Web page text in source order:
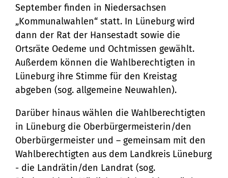
Bürgeramt
Online-Dienste
Rückrufformular
Sag's uns einfach
Klimaschutz und Umwelt
Klimaschutz
Klimaanpassung
Grünes Lüneburg
Umwelt
Nachhaltigkeit
Bauen und Mobilität
Stadtentwicklung
Straßen- und
Brückenbau
Denkmalschutz
Mobilität
Sanierungsgebiete
Kultur und Freizeit
Kulturhäuser und
Bibliotheken
Kulturreferat
Sport
Gesellschaft, Soziales und
Bildung
Bildung
Soziales
Sicherheit und Ordnung
Ordnungsamt
September finden in Niedersachsen
„Kommunalwahlen“ statt. In Lüneburg wird
dann der Rat der Hansestadt sowie die
Ortsräte Oedeme und Ochtmissen gewählt.
Außerdem können die Wahlberechtigten in
Lüneburg ihre Stimme für den Kreistag
abgeben (sog. allgemeine Neuwahlen).
Darüber hinaus wählen die Wahlberechtigten
in Lüneburg die Oberbürgermeisterin/den
Oberbürgermeister und – gemeinsam mit den
Wahlberechtigten aus dem Landkreis Lüneburg
- die Landrätin/den Landrat (sog.